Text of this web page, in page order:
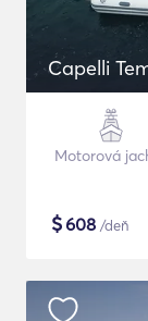
Capelli
Motorová
$608 /deň